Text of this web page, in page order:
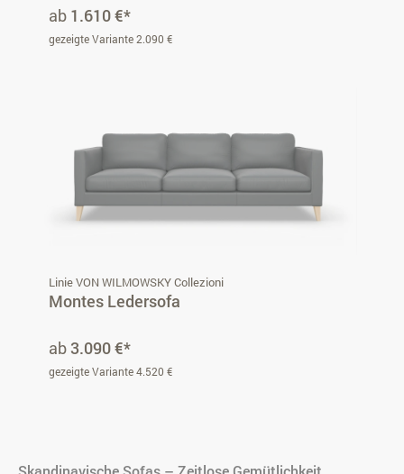
ab 1.610 €*
gezeigte Variante 2.090 €
Linie VON WILMOWSKY Collezioni
Montes Ledersofa
ab 3.090 €*
gezeigte Variante 4.520 €